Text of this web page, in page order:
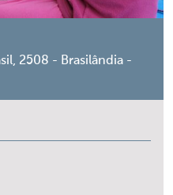
2508 - Brasilândia -